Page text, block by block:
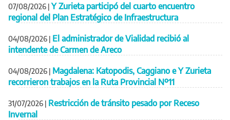
07/08/2026 | Y Zurieta participó del cuarto encuentro
regional del Plan Estratégico de Infraestructura
04/08/2026 | El administrador de Vialidad recibió al
intendente de Carmen de Areco
04/08/2026 | Magdalena: Katopodis, Caggiano e Y Zurieta
recorrieron trabajos en la Ruta Provincial Nº11
31/07/2026 | Restricción de tránsito pesado por Receso
Invernal